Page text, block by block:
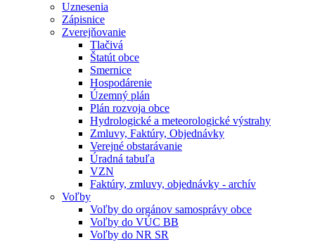
Uznesenia
Zápisnice
Zverejňovanie
Tlačivá
Štatút obce
Smernice
Hospodárenie
Územný plán
Plán rozvoja obce
Hydrologické a meteorologické výstrahy
Zmluvy, Faktúry, Objednávky
Verejné obstarávanie
Úradná tabuľa
VZN
Faktúry, zmluvy, objednávky - archív
Voľby
Voľby do orgánov samosprávy obce
Voľby do VÚC BB
Voľby do NR SR